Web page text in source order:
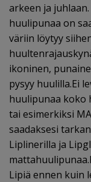
arkeen ja
huulipunaa on
väriin löytyy
ikoninen,
pysyy huulilla.Ei
huulipunaa koko
tai esimerkiksi
saadaksesi
Liplinerilla ja
Lipiä ennen kuin